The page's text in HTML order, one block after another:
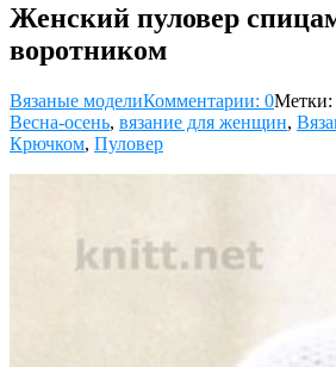
Женский пуловер
воротником
Вязаные моделиКомментарии: 0Метки:
Весна-осень, вязание для женщин,
Крючком, Пуловер